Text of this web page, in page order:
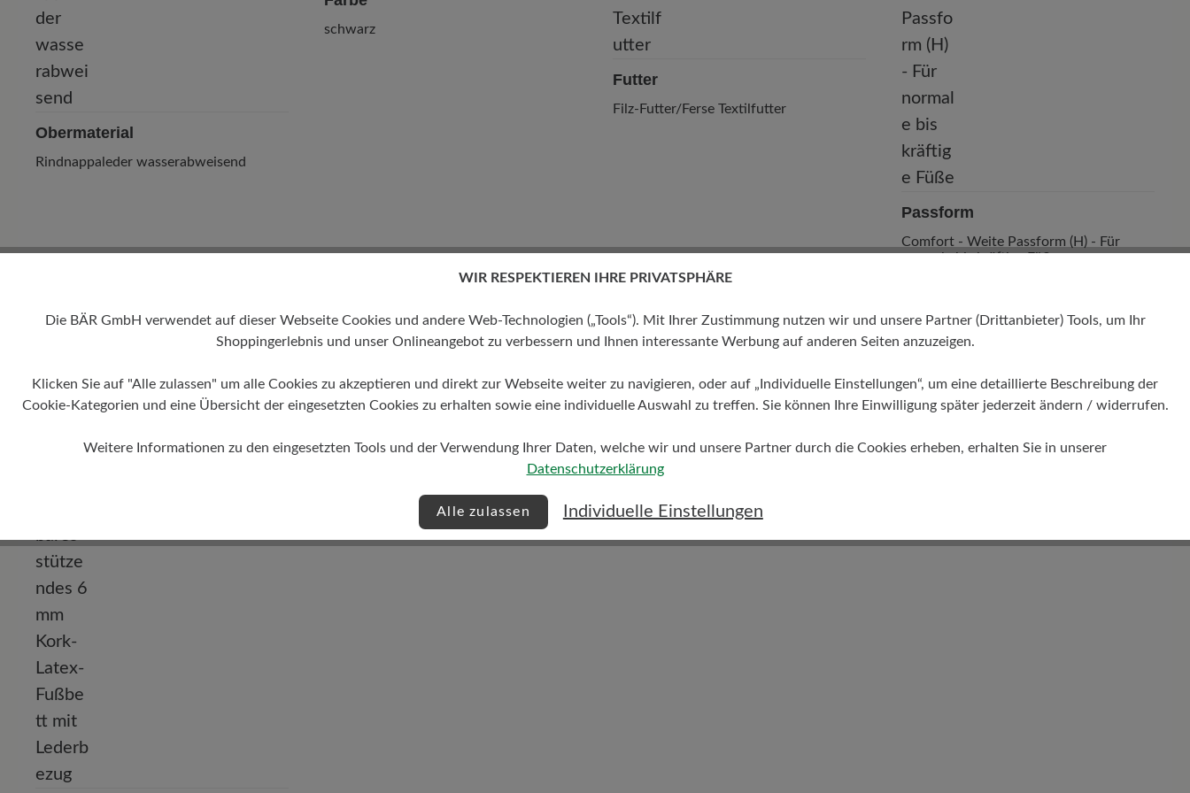
Obermaterial
Rindnappaleder wasserabweisend
schwarz
Futter
Filz-Futter/Ferse Textilfutter
Passform
Comfort - Weite Passform (H) - Für
normale bis kräftige Füße
Absatz
0 mm
mittel
WIR RESPEKTIEREN IHRE PRIVATSPHÄRE
Die BÄR GmbH verwendet auf dieser Webseite Cookies und andere Web-Technologien („Tools“). Mit Ihrer Zustimmung nutzen wir und unsere Partner (Drittanbieter) Tools, um Ihr
Shoppingerlebnis und unser Onlineangebot zu verbessern und Ihnen interessante Werbung auf anderen Seiten anzuzeigen.
Klicken Sie auf "Alle zulassen" um alle Cookies zu akzeptieren und direkt zur Webseite weiter zu navigieren, oder auf „Individuelle Einstellungen“, um eine detaillierte Beschreibung der
Cookie-Kategorien und eine Übersicht der eingesetzten Cookies zu erhalten sowie eine individuelle Auswahl zu treffen. Sie können Ihre Einwilligung später jederzeit ändern / widerrufen.
Weitere Informationen zu den eingesetzten Tools und der Verwendung Ihrer Daten, welche wir und unsere Partner durch die Cookies erheben, erhalten Sie in unserer
Datenschutzerklärung
Alle zulassen Individuelle Einstellungen